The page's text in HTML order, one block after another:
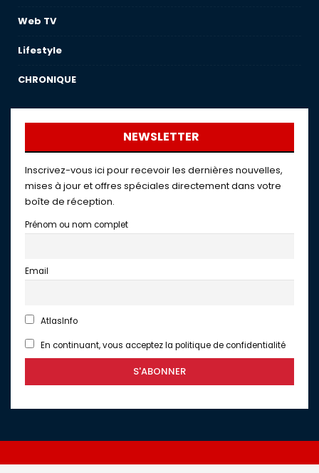
Web TV
Lifestyle
CHRONIQUE
NEWSLETTER
Inscrivez-vous ici pour recevoir les dernières nouvelles,
mises à jour et offres spéciales directement dans votre
boîte de réception.
Prénom ou nom complet
Email
AtlasInfo
En continuant, vous acceptez la politique de confidentialité